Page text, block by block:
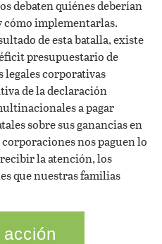
debaten quiénes deberían
cómo implementarlas.
de esta batalla, existe
presupuestario de
corporativas
de la declaración
a pagar
sobre sus ganancias en
nos paguen lo
la atención, los
que nuestras familias